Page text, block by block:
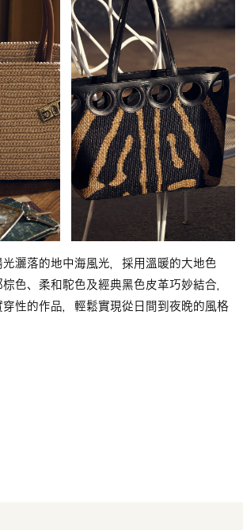
灑落的地中海風光，採用溫暖的大地色
色、柔和駝色及經典黑色皮革巧妙結合，
性的作品，輕鬆實現從日間到夜晚的風格